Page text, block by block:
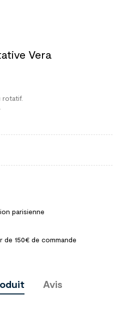
Vera
rotatif.
parisienne
de 150€ de commande
Avis